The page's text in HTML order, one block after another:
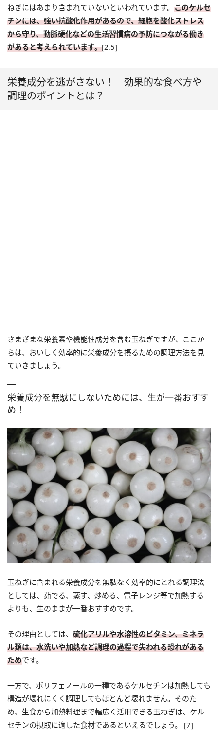
ねぎにはあまり含まれていないといわれています。 このケルセ
チンには、強い抗酸化作用があるので、細胞を酸化ストレス
から守り、動脈硬化などの生活習慣病の予防につながる働き
があると考えられています。[2,5]
栄養成分を逃がさない！ 効果的な食べ方や
調理のポイントとは？
さまざまな栄養素や機能性成分を含む玉ねぎですが、ここか
らは、おいしく効率的に栄養成分を摂るための調理方法を見
ていきましょう。
栄養成分を無駄にしないためには、生が一番おすす
め！
玉ねぎに含まれる栄養成分を無駄なく効率的にとれる調理法
としては、茹でる、蒸す、炒める、電子レンジ等で加熱する
よりも、生のままが一番おすすめです。
その理由としては、 硫化アリルや水溶性のビタミン、ミネラ
ル類は、水洗いや加熱など調理の過程で失われる恐れがある
ためです。
一方で、ポリフェノールの一種であるケルセチンは加熱しても
構造が壊れにくく調理してもほとんど壊れません。そのた
め、生食から加熱料理まで幅広く活用できる玉ねぎは、ケル
セチンの摂取に適した食材であるといえるでしょう。 [7]